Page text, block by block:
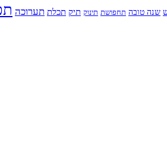
שנה טובה תחפושת תינוק תיק תכלת תערוכה